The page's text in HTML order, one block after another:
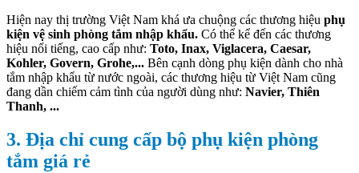
Hiện nay thị trường Việt Nam khá ưa chuộng các thương hiệu phụ
kiện vệ sinh phòng tắm nhập khẩu. Có thể kể đến các thương
hiệu nổi tiếng, cao cấp như: Toto, Inax, Viglacera, Caesar,
Kohler, Govern, Grohe,... Bên cạnh dòng phụ kiện dành cho nhà
tắm nhập khẩu từ nước ngoài, các thương hiệu từ Việt Nam cũng
đang dần chiếm cảm tình của người dùng như: Navier, Thiên
Thanh, ...
3. Địa chỉ cung cấp bộ phụ kiện phòng
tắm giá rẻ